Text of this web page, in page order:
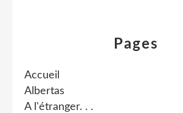
Pages
Accueil
Albertas
A l'étranger. . .